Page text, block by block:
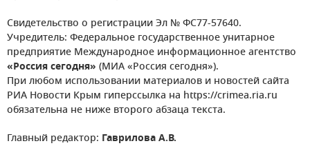
Свидетельство о регистрации Эл № ФС77-57640.
Учредитель: Федеральное государственное унитарное
предприятие Международное информационное агентство
«Россия сегодня» (МИА «Россия сегодня»).
При любом использовании материалов и новостей сайта
РИА Новости Крым гиперссылка на https://crimea.ria.ru
обязательна не ниже второго абзаца текста.
Главный редактор: Гаврилова А.В.